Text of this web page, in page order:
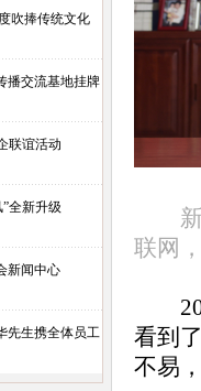
吹捧传统文化
播交流基地挂牌
联谊活动
全新升级
新闻中心
先生携全体员工
新年
联网
看到
不易